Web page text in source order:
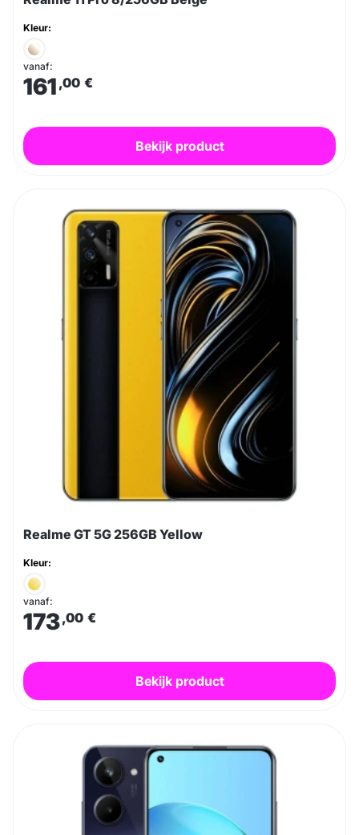
Kleur:
vanaf:
161 ,00 €
Bekijk product
Realme GT 5G 256GB Yellow
Kleur:
vanaf:
173,00 €
Bekijk product